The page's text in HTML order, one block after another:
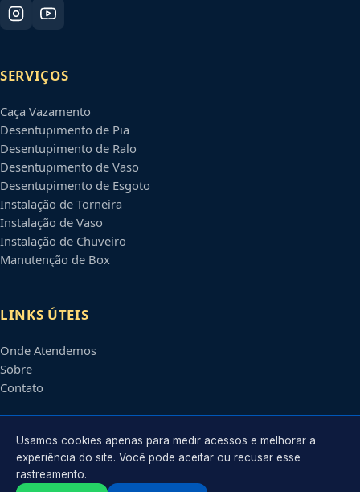
SERVIÇOS
Caça Vazamento
Desentupimento de Pia
Desentupimento de Ralo
Desentupimento de Vaso
Desentupimento de Esgoto
Instalação de Torneira
Instalação de Vaso
Instalação de Chuveiro
Manutenção de Box
LINKS ÚTEIS
Onde Atendemos
Sobre
Contato
CONTATO
Atendimento em
Usamos cookies apenas para medir acessos e melhorar a
experiência do site. Você pode aceitar ou recusar esse
rastreamento.